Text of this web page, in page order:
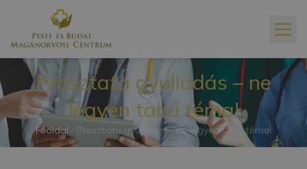
Prosztata gyulladás – ne
legyen tabu téma!
Főoldal Prosztata gyulladás – ne legyen tabu téma!